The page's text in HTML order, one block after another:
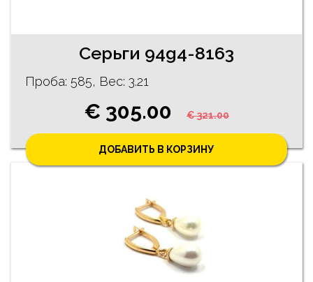
Серьги 94g4-8163
Проба: 585, Bес: 3.21
€ 305.00 € 321.00
ДОБАВИТЬ В КОРЗИНУ